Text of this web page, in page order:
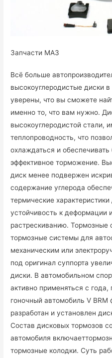
Запчасти МАЗ
Всё больше
высокоуглеродистые диски
уверены, что вы сможете
именно то, что вам нужно.
высокоуглеродистой стали,
теплопроводность, что
охлаждаться и
эффективное торможение.
диск менее подвержен
содержание углерода
термические
устойчивость к деформации
растрескиванию. Тормозные
тормозные системы для
механическим или
под оригинал суппорта
диски. В автомобильном
активно применяться с года,
гоночный автомобиль V BRM
разработан и установлен
Состав дисковых тормозов
автомобиля
тормозные колодки. Суть